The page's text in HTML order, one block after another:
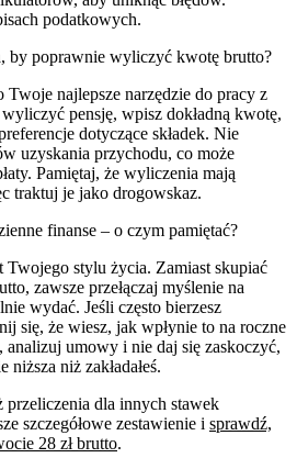
podatkowych.
by poprawnie wyliczyć kwotę brutto?
najlepsze narzędzie do pracy z
pensję, wpisz dokładną kwotę,
dotyczące składek. Nie
uzyskania przychodu, co może
Pamiętaj, że wyliczenia mają
traktuj je jako drogowskaz.
finanse – o czym pamiętać?
Twojego stylu życia. Zamiast skupiać
zawsze przełączaj myślenie na
wydać. Jeśli często bierzesz
się, że wiesz, jak wpłynie to na roczne
umowy i nie daj się zaskoczyć,
niż zakładałeś.
przeliczenia dla innych stawek
szczegółowe zestawienie i sprawdź,
28 zł brutto.